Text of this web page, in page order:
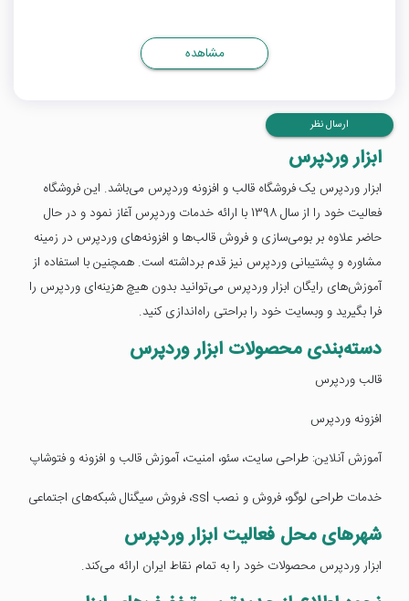
مشاهده
ارسال نظر
ابزار وردپرس
ابزار وردپرس یک فروشگاه قالب و افزونه وردپرس می‌باشد. این فروشگاه
فعالیت خود را از سال 1398 با ارائه خدمات وردپرس آغاز نمود و در حال
حاضر علاوه بر بومی‌سازی و فروش قالب‌ها و افزونه‌های وردپرس در زمینه
مشاوره و پشتیبانی وردپرس نیز قدم برداشته است. همچنین با استفاده از
آموزش‌های رایگان ابزار وردپرس می‌توانید بدون هیچ هزینه‌ای وردپرس را
فرا بگیرید و وبسایت خود را براحتی راه‌اندازی کنید.
دسته‌بندی محصولات ابزار وردپرس
قالب وردپرس
افزونه وردپرس
آموزش آنلاین: طراحی سایت، سئو، امنیت، آموزش قالب و افزونه و فتوشاپ
خدمات طراحی لوگو، فروش و نصب ssl، فروش سیگنال شبکه‌های اجتماعی
شهرهای محل فعالیت ابزار وردپرس
ابزار وردپرس محصولات خود را به تمام نقاط ایران ارائه می‌کند.